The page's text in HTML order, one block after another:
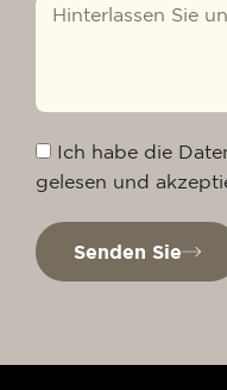
Ich habe die
gelesen und
Senden Sie